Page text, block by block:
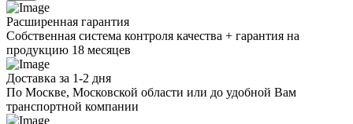
Расширенная гарантия
Собственная система контроля качества + гарантия на
продукцию 18 месяцев
Доставка за 1-2 дня
По Москве, Московской области или до удобной Вам
транспортной компании